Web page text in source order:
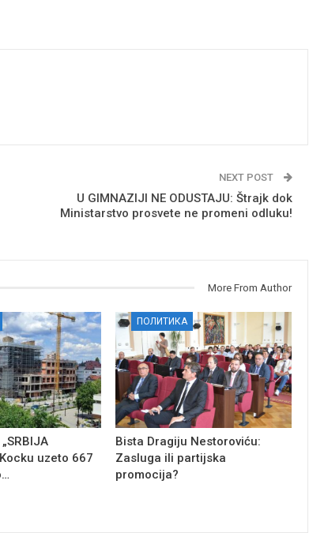
NEXT POST
U GIMNAZIJI NE ODUSTAJU: Štrajk dok
Ministarstvo prosvete ne promeni odluku!
More From Author
Kocku uzeto 667
ПОЛИТИКА
Bista Dragiju Nestoroviću:
Zasluga ili partijska
promocija?